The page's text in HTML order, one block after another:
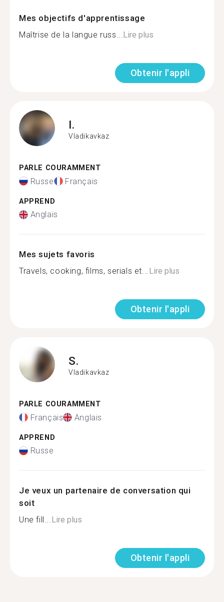
Mes objectifs d'apprentissage
Maîtrise de la langue russ...Lire plus
Obtenir l'appli
I.
Vladikavkaz
PARLE COURAMMENT
Russe Français
APPREND
Anglais
Mes sujets favoris
Travels, cooking, films, serials et...Lire plus
Obtenir l'appli
S.
Vladikavkaz
PARLE COURAMMENT
Français Anglais
APPREND
Russe
Je veux un partenaire de conversation qui
soit
Une fill...Lire plus
Obtenir l'appli